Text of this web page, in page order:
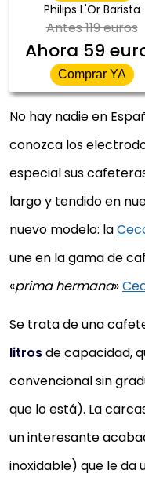
Philips L'Or Barista
Antes119 euros
Ahora 59
Comprar YA
No hay nadie en
conozca los
especial sus
largo y tendido en
nuevo modelo: la
une en la gama de
«prima hermana»
Se trata de una
litrosde capacidad,
convencional sin
que lo está). La
un interesante
inoxidable) que le da